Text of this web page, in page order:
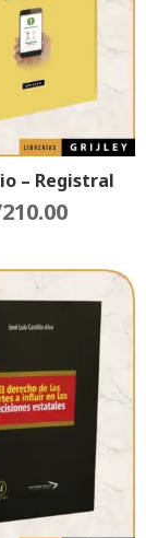
– Registral
210.00